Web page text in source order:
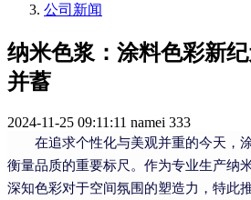
公司新闻
纳米色浆：涂料色彩新
并蓄
2024-11-25 09:11:11 namei 333
在追求个性化与美观并重的今天，
衡量品质的重要标尺。作为专业生产纳
深知色彩对于空间氛围的塑造力，特此